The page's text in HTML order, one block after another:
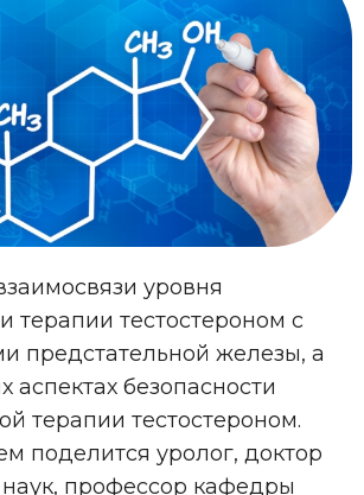
уровня
терапии тестостероном с
предстательной железы, а
аспектах безопасности
терапии тестостероном.
поделится уролог, доктор
профессор кафедры